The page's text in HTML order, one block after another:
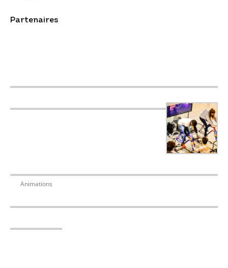
Partenaires
Animations